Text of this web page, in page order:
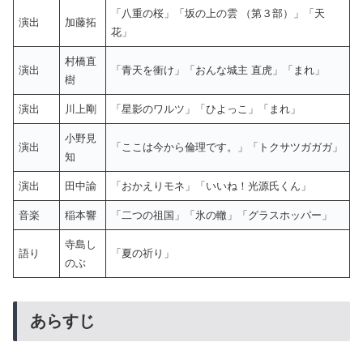
演出 加藤拓
「八重の桜」「坂の上の雲 （第３部）」「天
花」
演出
村橋直
樹
「青天を衝け」「おんな城主 直虎」「まれ」
演出 川上剛 「星影のワルツ」「ひよっこ」「まれ」
演出
小野見
知
「ここは今から倫理です。」「トクサツガガガ」
演出 田中諭 「おかえりモネ」「いいね！光源氏くん」
音楽 稲本響 「二つの祖国」「氷の轍」「グラスホッパー」
語り
寺島し
のぶ
「夏の祈り」
あらすじ